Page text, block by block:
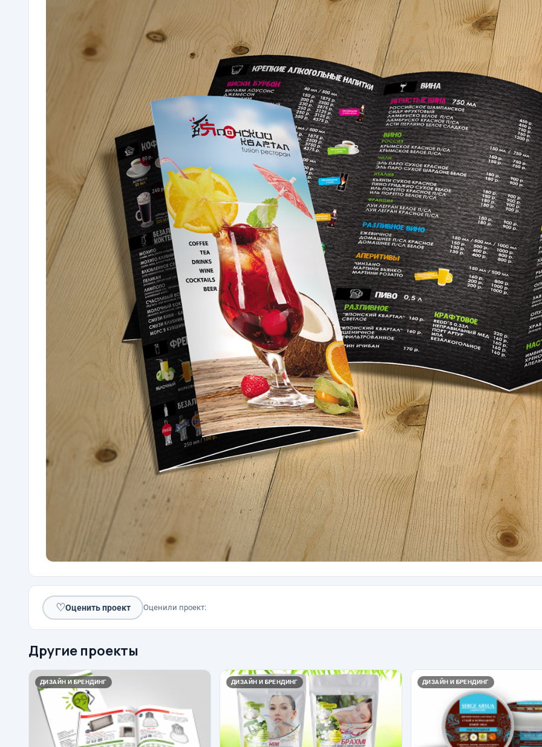
♡Оценить проект Оценили проект:
Другие проекты
ДИЗАЙН И БРЕНДИНГ ДИЗАЙН И БРЕНДИНГ ДИЗАЙН И БРЕНДИНГ